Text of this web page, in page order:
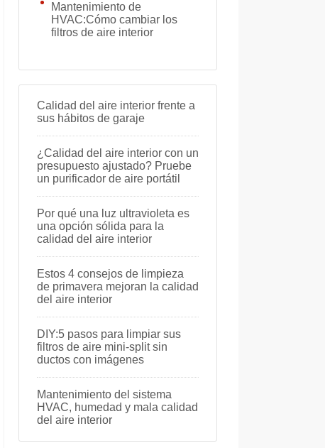
Mantenimiento de
HVAC:Cómo cambiar los
filtros de aire interior
Calidad del aire interior frente a
sus hábitos de garaje
¿Calidad del aire interior con un
presupuesto ajustado? Pruebe
un purificador de aire portátil
Por qué una luz ultravioleta es
una opción sólida para la
calidad del aire interior
Estos 4 consejos de limpieza
de primavera mejoran la calidad
del aire interior
DIY:5 pasos para limpiar sus
filtros de aire mini-split sin
ductos con imágenes
Mantenimiento del sistema
HVAC, humedad y mala calidad
del aire interior